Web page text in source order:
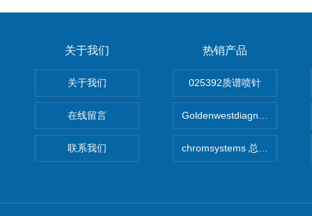
关于我们
关于我们
在线留言
联系我们
热销产品
025392质谱喷针
Goldenwestdiagnostics总代
chromsystems 总代理